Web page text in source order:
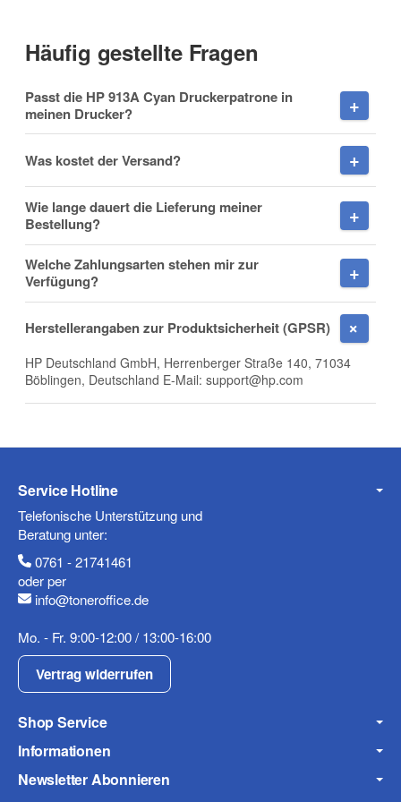
Firma
E-Mail
Mobiltelefon
Fax
Häufig gestellte Fragen
Passt die HP 913A Cyan Druckerpatrone in
meinen Drucker?
Was kostet der Versand?
Wie lange dauert die Lieferung meiner
Bestellung?
Welche Zahlungsarten stehen mir zur
Verfügung?
Herstellerangaben zur Produktsicherheit (GPSR)
HP Deutschland GmbH, Herrenberger Straße 140, 71034
Böblingen, Deutschland E-Mail: support@hp.com
Service Hotline
Telefonische Unterstützung und
Beratung unter:
0761 - 21741461
oder per
info@toneroffice.de
Mo. - Fr. 9:00-12:00 / 13:00-16:00
Vertrag widerrufen
Shop Service
Informationen
Newsletter Abonnieren